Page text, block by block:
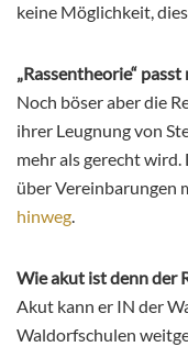
keine Möglichkeit,
„Rassentheorie“
Noch böser aber die
ihrer Leugnung von
mehr als gerecht wird.
über Vereinbarungen
hinweg.
Wie akut ist denn der
Akut kann er IN der
Waldorfschulen